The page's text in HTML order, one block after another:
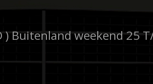
) Buitenland weekend 25